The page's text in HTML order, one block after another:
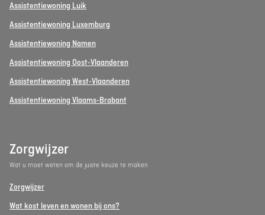
Assistentiewoning Luik
Assistentiewoning Luxemburg
Assistentiewoning Namen
Assistentiewoning Oost-Vlaanderen
Assistentiewoning West-Vlaanderen
Assistentiewoning Vlaams-Brabant
Zorgwijzer
Wat u moet weten om de juiste keuze te maken
Zorgwijzer
Wat kost leven en wonen bij ons?